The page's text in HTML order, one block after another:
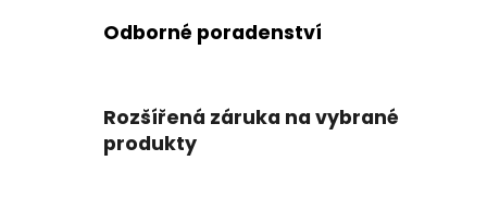
í
p
k
Odborné poradenství
Rozšířená záruka na vybrané
produkty